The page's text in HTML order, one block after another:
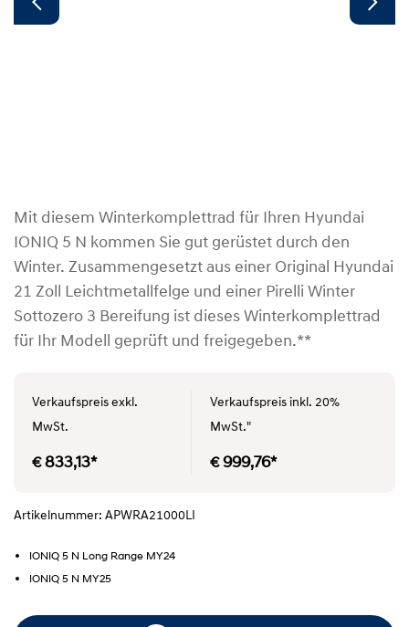
Mit diesem Winterkomplettrad für Ihren Hyundai
IONIQ 5 N kommen Sie gut gerüstet durch den
Winter. Zusammengesetzt aus einer Original Hyundai
21 Zoll Leichtmetallfelge und einer Pirelli Winter
Sottozero 3 Bereifung ist dieses Winterkomplettrad
für Ihr Modell geprüft und freigegeben.**
Verkaufspreis exkl.
MwSt.
€ 833,13*
Verkaufspreis inkl. 20%
MwSt."
€ 999,76*
Artikelnummer: APWRA21000LI
IONIQ 5 N Long Range MY24
IONIQ 5 N MY25